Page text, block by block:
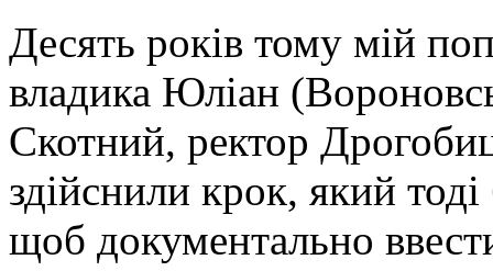
Десять років тому мій
владика Юліан
Скотний, ректор
здійснили крок, який
щоб документально